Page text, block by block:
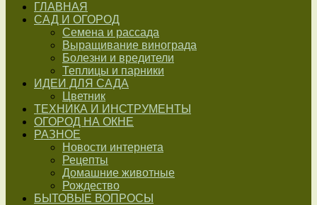
ГЛАВНАЯ
САД И ОГОРОД
Семена и рассада
Выращивание винограда
Болезни и вредители
Теплицы и парники
ИДЕИ ДЛЯ САДА
Цветник
ТЕХНИКА И ИНСТРУМЕНТЫ
ОГОРОД НА ОКНЕ
РАЗНОЕ
Новости интернета
Рецепты
Домашние животные
Рождество
БЫТОВЫЕ ВОПРОСЫ